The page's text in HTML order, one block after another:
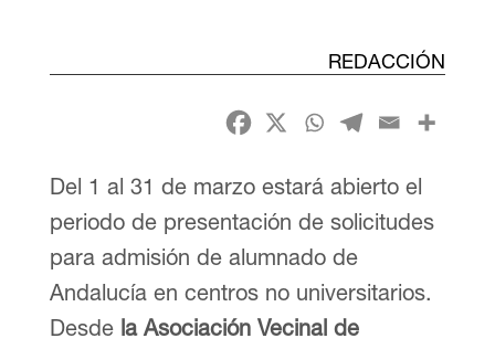
REDACCIÓN
Del 1 al 31 de marzo estará abierto el
periodo de presentación de solicitudes
para admisión de alumnado de
Andalucía en centros no universitarios.
Desdela Asociación Vecinal de